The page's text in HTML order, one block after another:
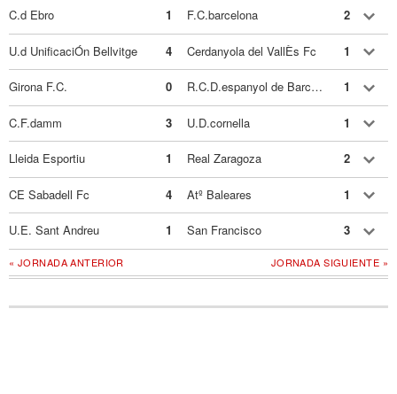
C.d Ebro 1 F.C.barcelona 2
U.d UnificaciÓn Bellvitge 4 Cerdanyola del VallÈs Fc 1
Girona F.C. 0 R.C.D.espanyol de Barcelona 1
C.F.damm 3 U.D.cornella 1
Lleida Esportiu 1 Real Zaragoza 2
CE Sabadell Fc 4 Atº Baleares 1
U.E. Sant Andreu 1 San Francisco 3
JORNADA SIGUIENTE »
« JORNADA ANTERIOR